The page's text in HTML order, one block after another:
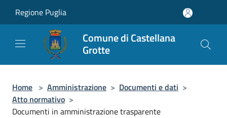
Regione Puglia
Comune di Castellana
Grotte
Home > Amministrazione > Documenti e dati >
Atto normativo >
Documenti in amministrazione trasparente